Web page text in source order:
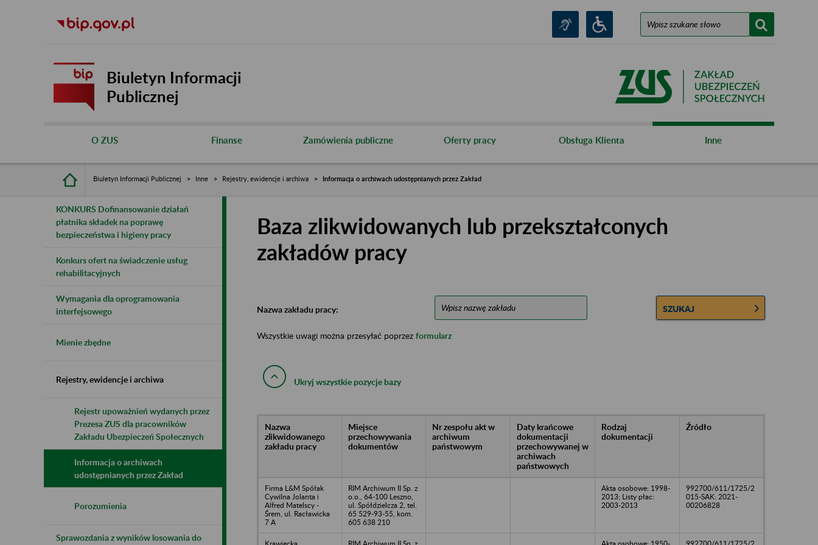
Biuletyn Informacji
Publicznej
O ZUS Finanse Zamówienia publiczne Oferty pracy Obsługa Klienta Inne
Biuletyn Informacji Publicznej Inne Rejestry, ewidencje i archiwa Informacja o archiwach udostępnianych przez Zakład
KONKURS Dofinansowanie działań
płatnika składek na poprawę
bezpieczeństwa i higieny pracy
Konkurs ofert na świadczenie usług
rehabilitacyjnych
Wymagania dla oprogramowania
interfejsowego
Mienie zbędne
Rejestry, ewidencje i archiwa
Rejestr upoważnień wydanych przez
Prezesa ZUS dla pracowników
Zakładu Ubezpieczeń Społecznych
Informacja o archiwach
udostępnianych przez Zakład
Porozumienia
Sprawozdania z wyników losowania do
Baza zlikwidowanych lub przekształconych
zakładów pracy
Nazwa zakładu pracy: SZUKAJ
Wszystkie uwagi można przesyłać poprzez formularz
Ukryj wszystkie pozycje bazy
Nazwa
zlikwidowanego
zakładu pracy
Miejsce
przechowywania
dokumentów
Nr zespołu akt w
archiwum
państwowym
Daty krańcowe
dokumentacji
przechowywanej w
archiwach
państwowych
Rodzaj
dokumentacji
Źródło
Firma L&M Spółak
Cywilna Jolanta i
Alfred Matelscy -
Śrem, ul. Racławicka
7 A
RIM Archiwum II Sp. z
o.o., 64-100 Leszno,
ul. Spółdzielcza 2, tel.
65 529-93-55, kom.
605 638 210
Akta osobowe: 1998-
2013; Listy płac:
2003-2013
992700/611/1725/2
015-SAK: 2021-
00206828